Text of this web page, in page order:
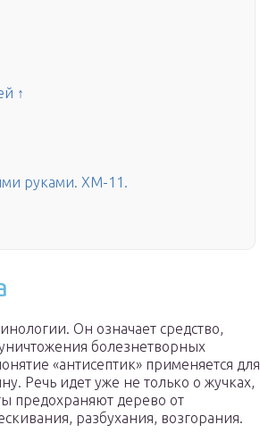
↑
руками. ХМ-11.
Он означает средство,
болезнетворных
«антисептик» применяется для
Речь идет уже не только о жучках,
предохраняют дерево от
разбухания, возгорания.